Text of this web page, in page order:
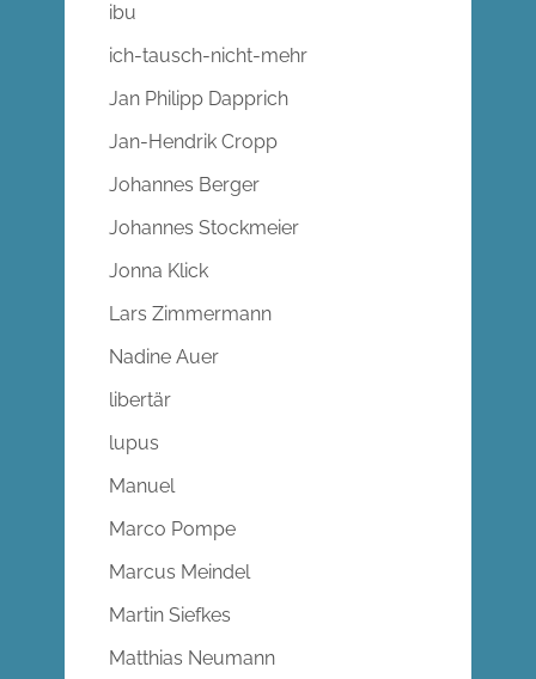
ibu
ich-tausch-nicht-mehr
Jan Philipp Dapprich
Jan-Hendrik Cropp
Johannes Berger
Johannes Stockmeier
Jonna Klick
Lars Zimmermann
Nadine Auer
libertär
lupus
Manuel
Marco Pompe
Marcus Meindel
Martin Siefkes
Matthias Neumann